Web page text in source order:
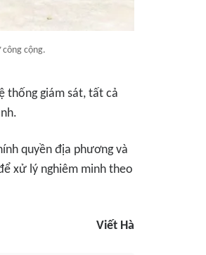
cộng.
thống giám sát, tất cả
quyền địa phương và
xử lý nghiêm minh theo
Viết Hà